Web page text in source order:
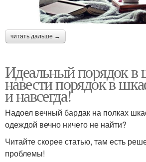
читать дальше →
Идеальный порядок
навести порядок в
и навсегда!
Надоел вечный бардак на полках
одеждой вечно ничего не найти?
Читайте скорее статью, там есть
проблемы!